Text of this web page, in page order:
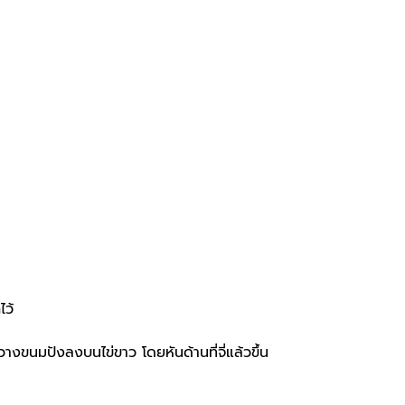
ว้
งขนมปังลงบนไข่ขาว โดยหันด้านที่จี่แล้วขึ้น